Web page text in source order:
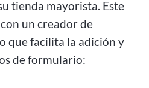
tienda mayorista. Este
un creador de
que facilita la adición y
de formulario: